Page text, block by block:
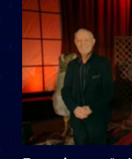
të fituar